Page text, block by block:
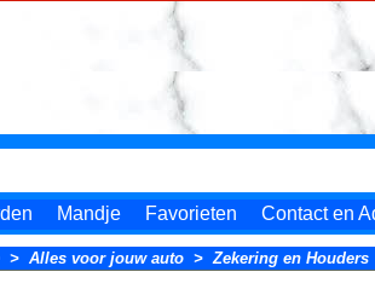
Mandje Favorieten Contact en
> Alles voor jouw auto > Zekering en Houders